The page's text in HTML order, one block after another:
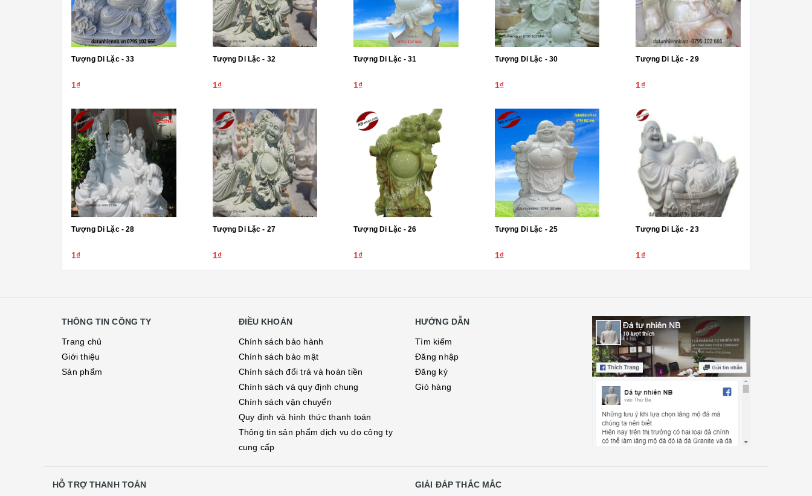
Tượng Di Lặc - 33
1₫
Tượng Di Lặc - 32
1₫
Tượng Di Lặc - 31
1₫
Tượng Di Lặc - 30
1₫
Tượng Di Lặc - 29
1₫
Tượng Di Lặc - 28
1₫
Tượng Di Lặc - 27
1₫
Tượng Di Lặc - 26
1₫
Tượng Di Lặc - 25
1₫
Tượng Di Lặc - 23
1₫
THÔNG TIN CÔNG TY
Trang chủ
Giới thiệu
Sản phẩm
ĐIỀU KHOẢN
Chính sách bảo hành
Chính sách bảo mật
Chính sách đổi trả và hoàn tiền
Chính sách và quy định chung
Chính sách vận chuyển
Quy định và hình thức thanh toán
Thông tin sản phẩm dịch vụ do công ty
cung cấp
HƯỚNG DẪN
Tìm kiếm
Đăng nhập
Đăng ký
Giỏ hàng
HỖ TRỢ THANH TOÁN GIẢI ĐÁP THẮC MẮC